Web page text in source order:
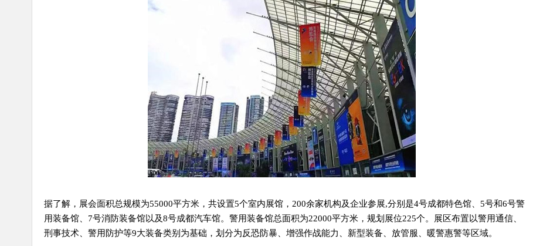
据了解，展会面积总规模为55000平方米，共设置5个室内展馆，200余家机构及企业参展,分别是4号成都特色馆、5号和6号警
用装备馆、7号消防装备馆以及8号成都汽车馆。警用装备馆总面积为22000平方米，规划展位225个。展区布置以警用通信、
刑事技术、警用防护等9大装备类别为基础，划分为反恐防暴、增强作战能力、新型装备、放管服、暖警惠警等区域。